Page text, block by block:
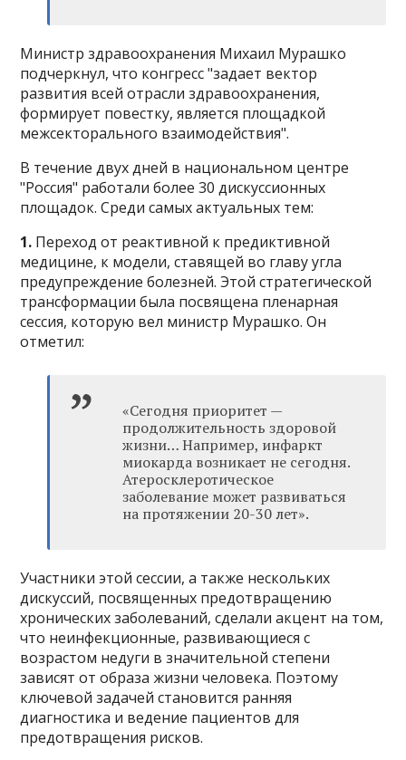
Министр здравоохранения Михаил Мурашко
подчеркнул, что конгресс "задает вектор
развития всей отрасли здравоохранения,
формирует повестку, является площадкой
межсекторального взаимодействия".
В течение двух дней в национальном центре
"Россия" работали более 30 дискуссионных
площадок. Среди самых актуальных тем:
1. Переход от реактивной к предиктивной
медицине, к модели, ставящей во главу угла
предупреждение болезней. Этой стратегической
трансформации была посвящена пленарная
сессия, которую вел министр Мурашко. Он
отметил:
«Сегодня приоритет —
продолжительность здоровой
жизни… Например, инфаркт
миокарда возникает не сегодня.
Атеросклеротическое
заболевание может развиваться
на протяжении 20-30 лет».
Участники этой сессии, а также нескольких
дискуссий, посвященных предотвращению
хронических заболеваний, сделали акцент на том,
что неинфекционные, развивающиеся с
возрастом недуги в значительной степени
зависят от образа жизни человека. Поэтому
ключевой задачей становится ранняя
диагностика и ведение пациентов для
предотвращения рисков.